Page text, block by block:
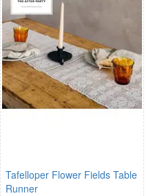
Tafelloper Flower Fields Table
Runner